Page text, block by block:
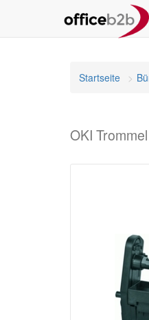
Startseite
OKI